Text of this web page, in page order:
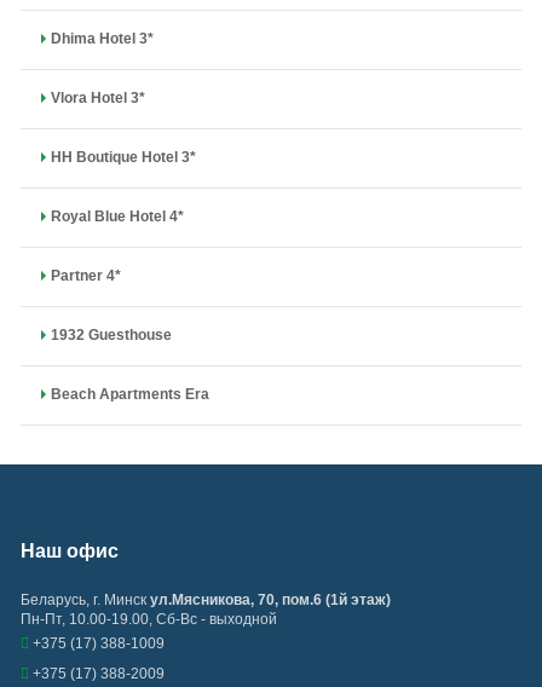
Dhima Hotel 3*
Vlora Hotel 3*
HH Boutique Hotel 3*
Royal Blue Hotel 4*
Partner 4*
1932 Guesthouse
Beach Apartments Era
Наш офис
Беларусь, г. Минск ул.Мясникова, 70, пом.6 (1й этаж)
Пн-Пт, 10.00-19.00, Сб-Вс - выходной
+375 (17) 388-1009
+375 (17) 388-2009